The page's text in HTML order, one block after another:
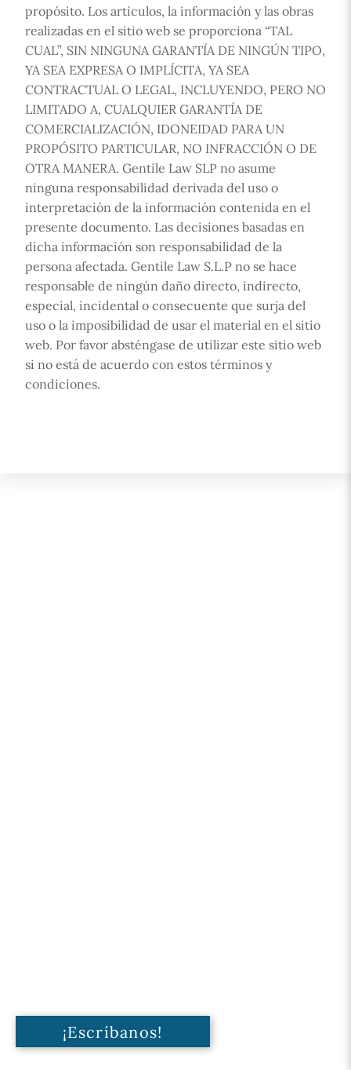
propósito. Los artículos, la información y las obras
realizadas en el sitio web se proporciona “TAL
CUAL”, SIN NINGUNA GARANTÍA DE NINGÚN TIPO,
YA SEA EXPRESA O IMPLÍCITA, YA SEA
CONTRACTUAL O LEGAL, INCLUYENDO, PERO NO
LIMITADO A, CUALQUIER GARANTÍA DE
COMERCIALIZACIÓN, IDONEIDAD PARA UN
PROPÓSITO PARTICULAR, NO INFRACCIÓN O DE
OTRA MANERA. Gentile Law SLP no asume
ninguna responsabilidad derivada del uso o
interpretación de la información contenida en el
presente documento. Las decisiones basadas en
dicha información son responsabilidad de la
persona afectada. Gentile Law S.L.P no se hace
responsable de ningún daño directo, indirecto,
especial, incidental o consecuente que surja del
uso o la imposibilidad de usar el material en el sitio
web. Por favor absténgase de utilizar este sitio web
si no está de acuerdo con estos términos y
condiciones.
¡Escríbanos!